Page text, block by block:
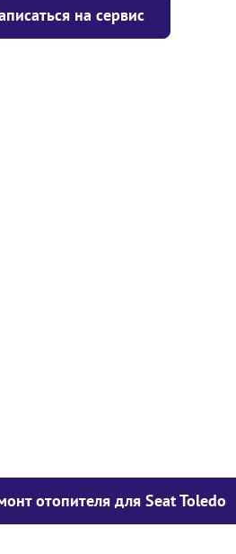
на сервис
отопителя для Seat Toledo